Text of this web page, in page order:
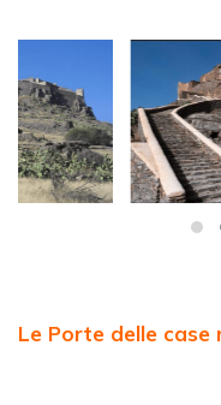
Le Porte delle case